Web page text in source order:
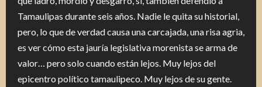
Tamaulipas durante seis años. Nadie le quita su historial,
pero, lo que de verdad causa una carcajada, una risa agria,
es ver cómo esta jauría legislativa morenista se arma de
valor… pero solo cuando están lejos. Muy lejos del
epicentro político tamaulipeco. Muy lejos de su gente.